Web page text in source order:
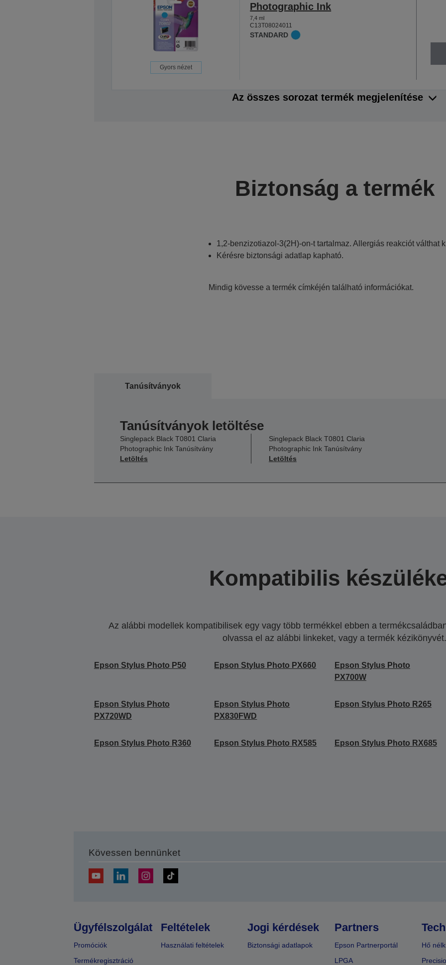
Gyors nézet
Photographic Ink
7,4 ml
C13T08024011
STANDARD
Az összes sorozat termék megjelenítése
Biztonság a termék
1,2-benzizotiazol-3(2H)-on-t tartalmaz. Allergiás reakciót válthat
Kérésre biztonsági adatlap kapható.
Mindig kövesse a termék címkéjén található információkat.
Tanúsítványok
Tanúsítványok letöltése
Singlepack Black T0801 Claria
Photographic Ink Tanúsítvány
Letöltés
Singlepack Black T0801 Claria
Photographic Ink Tanúsítvány
Letöltés
Kompatibilis
Az alábbi modellek kompatibilisek egy vagy több termékkel ebben a
olvassa el az alábbi linkeket, vagy a termék kézikönyvét.
Epson Stylus Photo P50 Epson Stylus Photo PX660
Epson Stylus Photo
PX700W
Epson Stylus Photo
PX720WD
Epson Stylus Photo
PX830FWD
Epson Stylus Photo R265
Epson Stylus Photo R360 Epson Stylus Photo RX585 Epson Stylus Photo RX685
Kövessen bennünket
Ügyfélszolgálat
Promóciók
Termékregisztráció
Feltételek
Használati feltételek
Jogi kérdések
Biztonsági adatlapok
Partners
Epson Partnerportál
LPGA
Hő